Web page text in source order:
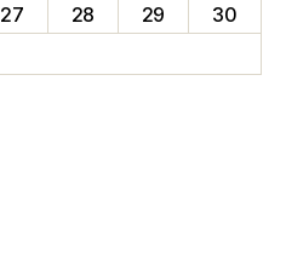
27 28 29
30